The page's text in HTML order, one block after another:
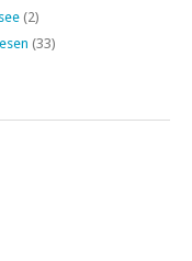
(2)
(33)